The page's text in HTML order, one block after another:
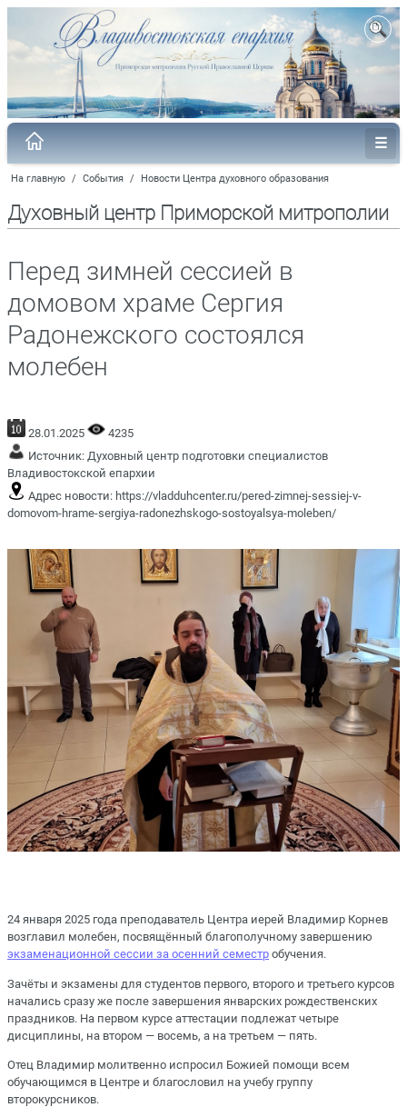
На главную / События / Новости Центра духовного образования
Духовный центр Приморской митрополии
Перед зимней сессией в
домовом храме Сергия
Радонежского состоялся
молебен
28.01.2025
4235
Источник: Духовный центр подготовки специалистов
Владивостокской епархии
Адрес новости: https://vladduhcenter.ru/pered-zimnej-sessiej-v-
domovom-hrame-sergiya-radonezhskogo-sostoyalsya-moleben/
24 января 2025 года преподаватель Центра иерей Владимир Корнев
возглавил молебен, посвящённый благополучному завершению
экзаменационной сессии за осенний семестр обучения.
Зачёты и экзамены для студентов первого, второго и третьего курсов
начались сразу же после завершения январских рождественских
праздников. На первом курсе аттестации подлежат четыре
дисциплины, на втором — восемь, а на третьем — пять.
Отец Владимир молитвенно испросил Божией помощи всем
обучающимся в Центре и благословил на учебу группу
второкурсников.